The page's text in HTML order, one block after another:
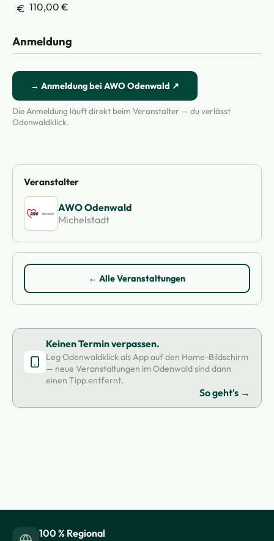
110,00 €
Anmeldung
→ Anmeldung bei AWO Odenwald ↗
Die Anmeldung läuft direkt beim Veranstalter — du verlässt
Odenwaldklick.
Veranstalter
AWO Odenwald
Michelstadt
← Alle Veranstaltungen
Keinen Termin verpassen.
Leg Odenwaldklick als App auf den Home-Bildschirm
— neue Veranstaltungen im Odenwald sind dann
einen Tipp entfernt.
So geht's →
100 % Regional